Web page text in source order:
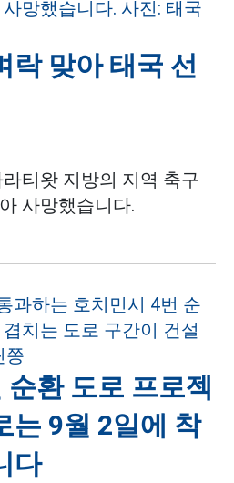
락 맞아 태국 선
라티왓 지방의 지역 축구
사망했습니다.
환 도로 프로젝
는 9월 2일에 착
다